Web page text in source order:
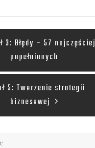
3: Błędy – 57 najczęściej
popełnianych
5: Tworzenie strategii
biznesowej